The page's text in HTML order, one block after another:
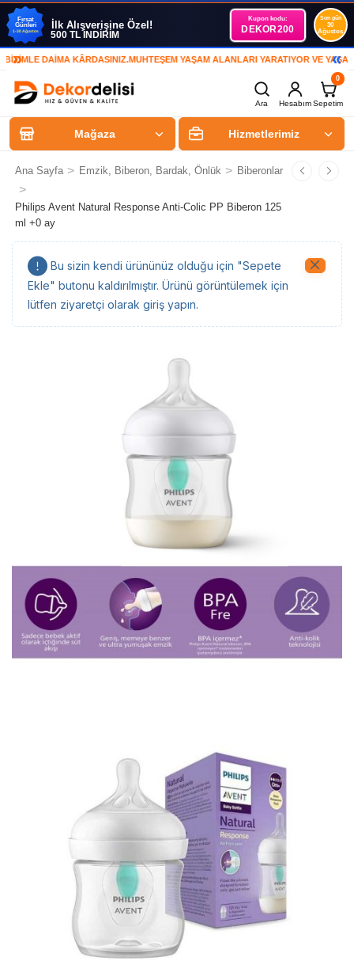
Fırsat
Günleri
1-30 Ağustos
İlk Alışverişine Özel!
500 TL İNDİRİM
Kupon kodu:
DEKOR200
Son gün
30
Ağustos
» DAİMA KÂRDASINIZ.MUHTEŞEM YAŞAM ALANLARI YARATIYOR VE «
Ara Hesabım
0
Sepetim
Mağaza Hizmetlerimiz
Ana Sayfa > Emzik, Biberon, Bardak, Önlük > Biberonlar
>
Philips Avent Natural Response Anti-Colic PP Biberon 125
ml +0 ay
Bu sizin kendi ürününüz olduğu için "Sepete
Ekle" butonu kaldırılmıştır. Ürünü görüntülemek için
lütfen ziyaretçi olarak giriş yapın.